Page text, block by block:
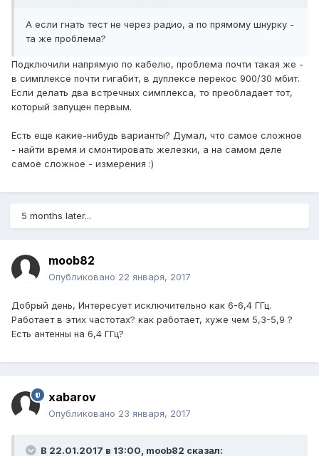
А если гнать тест не через радио, а по прямому шнурку -
та же проблема?
Подключили напрямую по кабелю, проблема почти такая же -
в симплексе почти гигабит, в дуплексе перекос 900/30 мбит.
Если делать два встречных симплекса, то преобладает тот,
который запущен первым.
Есть еще какие-нибудь варианты? Думал, что самое сложное
- найти время и смонтировать железки, а на самом деле
самое сложное - измерения :)
5 months later...
moob82
Опубликовано 22 января, 2017
Добрый день, Интересует исключительно как 6-6,4 ГГц.
Работает в этих частотах? как работает, хуже чем 5,3-5,9 ?
Есть антенны на 6,4 ГГц?
xabarov
Опубликовано 23 января, 2017
В 22.01.2017 в 13:00, moob82 сказал: